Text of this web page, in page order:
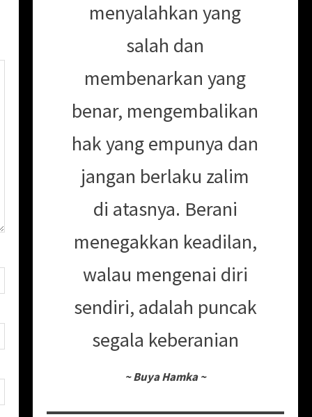
menyalahkan yang
salah dan
membenarkan yang
benar, mengembalikan
hak yang empunya dan
jangan berlaku zalim
di atasnya. Berani
menegakkan keadilan,
walau mengenai diri
sendiri, adalah puncak
segala keberanian
~Buya Hamka ~